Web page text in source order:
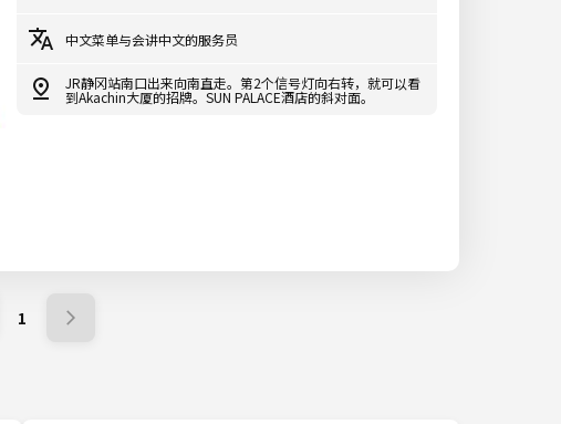
中文菜单与会讲中文的服务员
JR静冈站南口出来向南直走。第2个信号灯向右转，就可以看
到Akachin大厦的招牌。SUN PALACE酒店的斜对面。
1